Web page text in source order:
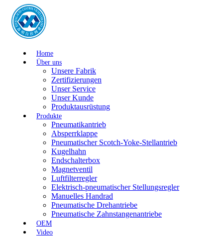
Home
Über uns
Unsere Fabrik
Zertifizierungen
Unser Service
Unser Kunde
Produktausrüstung
Produkte
Pneumatikantrieb
Absperrklappe
Pneumatischer Scotch-Yoke-Stellantrieb
Kugelhahn
Endschalterbox
Magnetventil
Luftfilterregler
Elektrisch-pneumatischer Stellungsregler
Manuelles Handrad
Pneumatische Drehantriebe
Pneumatische Zahnstangenantriebe
OEM
Video